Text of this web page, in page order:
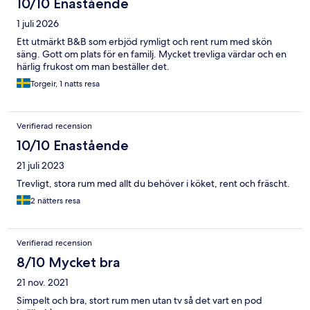
10/10 Enastående
1 juli 2026
Ett utmärkt B&B som erbjöd rymligt och rent rum med skön
säng. Gott om plats för en familj. Mycket trevliga värdar och en
härlig frukost om man beställer det.
Torgeir, 1 natts resa
Verifierad recension
10/10 Enastående
21 juli 2023
Trevligt, stora rum med allt du behöver i köket, rent och fräscht.
2 nätters resa
Verifierad recension
8/10 Mycket bra
21 nov. 2021
Simpelt och bra, stort rum men utan tv så det vart en pod